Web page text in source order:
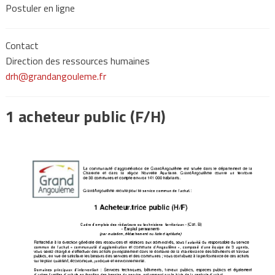
Postuler en ligne
Contact
Direction des ressources humaines
drh@grandangouleme.fr
1 acheteur public (F/H)